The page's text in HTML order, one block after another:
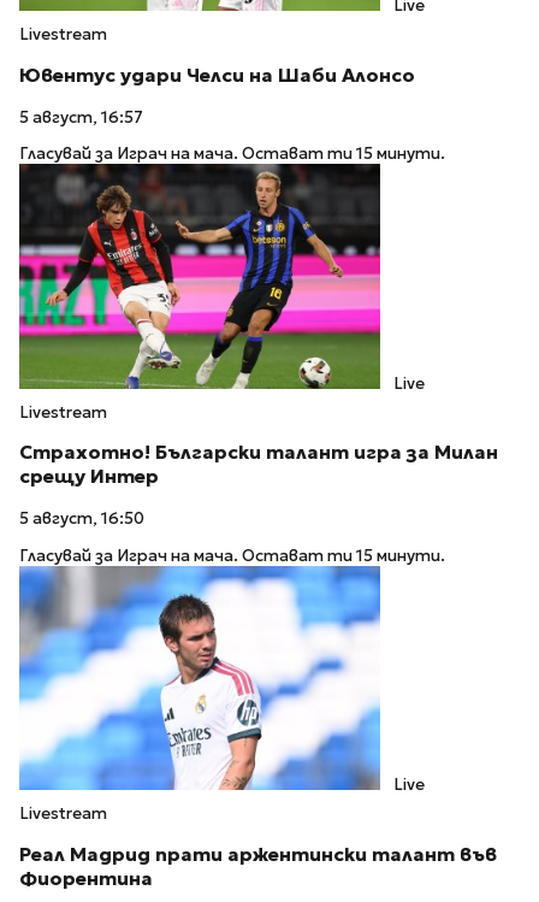
Live
Livestream
Ювентус удари Челси на Шаби Алонсо
5 август, 16:57
Гласувай за Играч на мача. Остават ти 15 минути.
Live
Livestream
Страхотно! Български талант игра за Милан
срещу Интер
5 август, 16:50
Гласувай за Играч на мача. Остават ти 15 минути.
Live
Livestream
Реал Мадрид прати аржентински талант във
Фиорентина